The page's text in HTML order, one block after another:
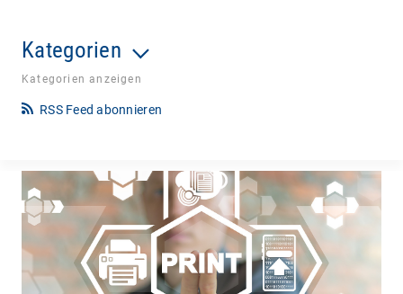
Kategorien
Kategorien anzeigen
RSS Feed abonnieren